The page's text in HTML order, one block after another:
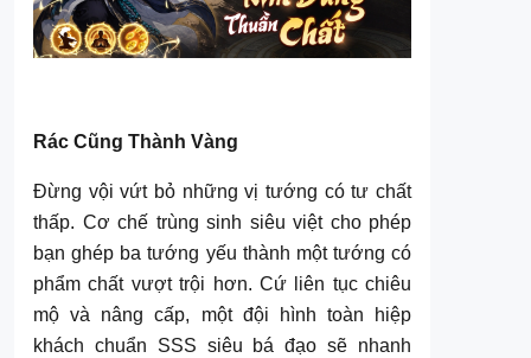
Rác Cũng Thành Vàng
Đừng vội vứt bỏ những vị tướng có tư chất
thấp. Cơ chế trùng sinh siêu việt cho phép
bạn ghép ba tướng yếu thành một tướng có
phẩm chất vượt trội hơn. Cứ liên tục chiêu
mộ và nâng cấp, một đội hình toàn hiệp
khách chuẩn SSS siêu bá đạo sẽ nhanh